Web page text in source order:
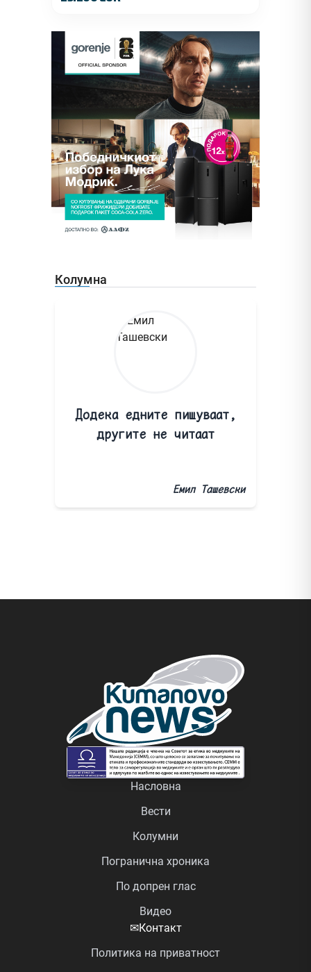
Колумна
Додека едните пишуваат,
другите не читаат
Емил Ташевски
Насловна
Вести
Колумни
Погранична хроника
По допрен глас
Видео
✉Контакт
Политика на приватност